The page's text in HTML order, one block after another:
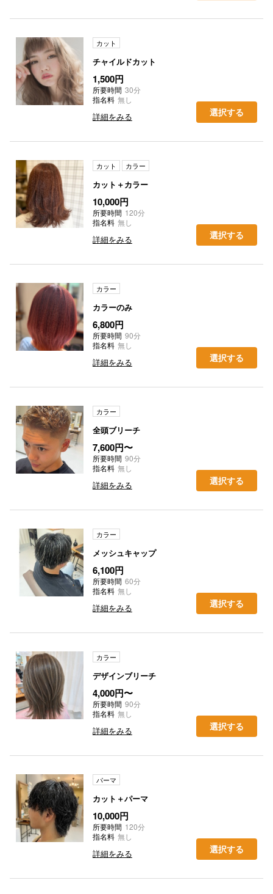
カット
チャイルドカット
1,500円
所要時間 30分
指名料 無し
詳細をみる 選択する
カット カラー
カット＋カラー
10,000円
所要時間 120分
指名料 無し
詳細をみる 選択する
カラー
カラーのみ
6,800円
所要時間 90分
指名料 無し
詳細をみる 選択する
カラー
全頭ブリーチ
7,600円〜
所要時間 90分
指名料 無し
詳細をみる 選択する
カラー
メッシュキャップ
6,100円
所要時間 60分
指名料 無し
詳細をみる 選択する
カラー
デザインブリーチ
4,000円〜
所要時間 90分
指名料 無し
詳細をみる 選択する
パーマ
カット＋パーマ
10,000円
所要時間 120分
指名料 無し
詳細をみる 選択する